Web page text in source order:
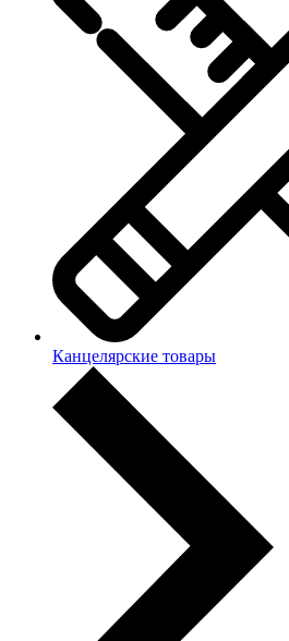
Канцелярские товары